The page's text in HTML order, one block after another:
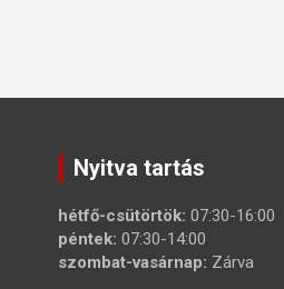
Nyitva tartás
hétfő-csütörtök: 07:30-16:00
péntek: 07:30-14:00
szombat-vasárnap: Zárva